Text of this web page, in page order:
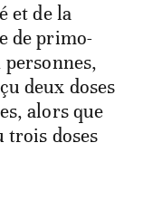
et de la
de primo-
personnes,
deux doses
alors que
trois doses